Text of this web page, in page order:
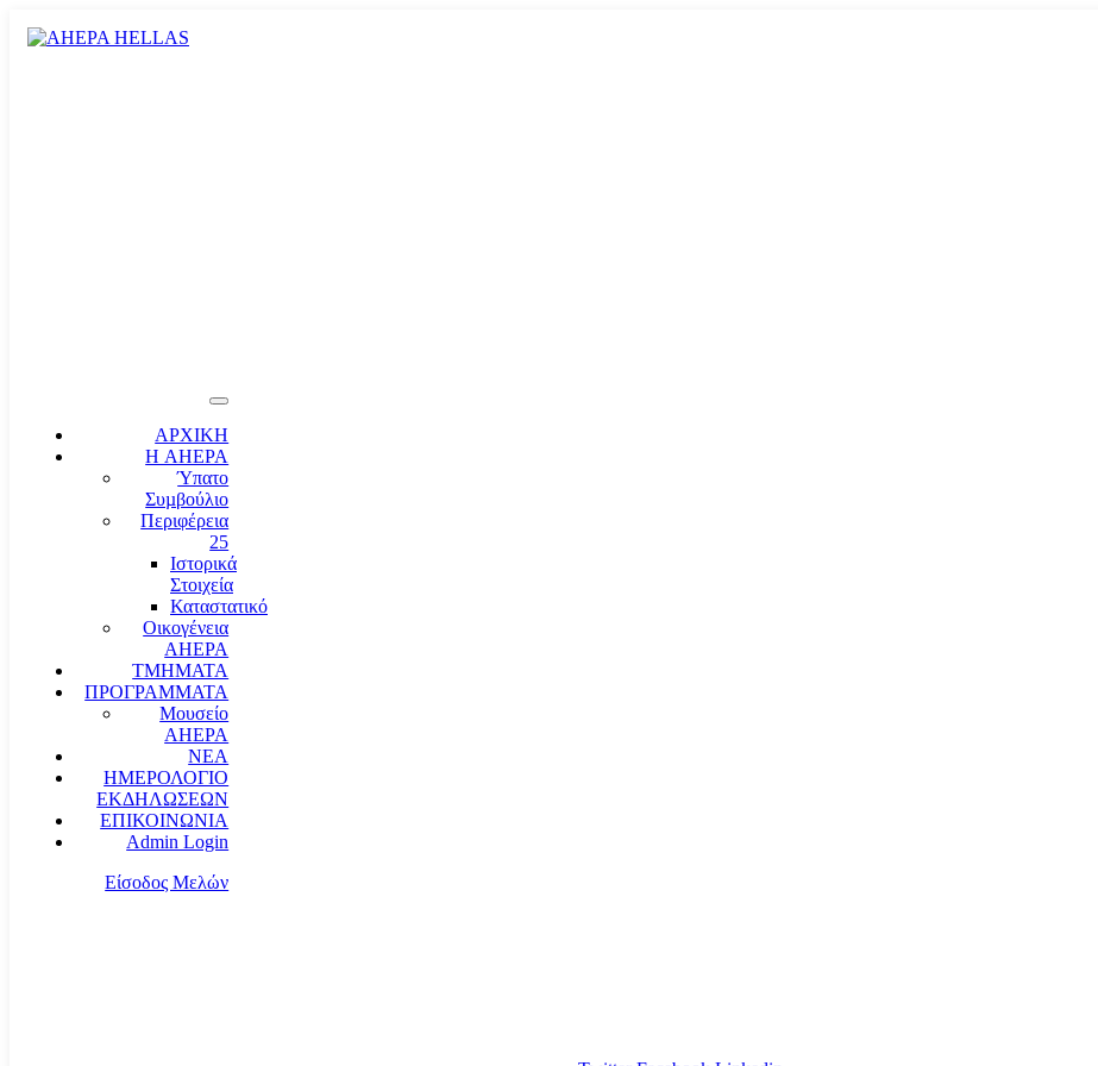
ΑΡΧΙΚΗ
Η AHEPA
Ύπατο
Συµβούλιο
Περιφέρεια
25
Ιστορικά
Στοιχεία
Καταστατικό
Οικογένεια
AHEPA
ΤΜΗΜΑΤΑ
ΠΡΟΓΡΑΜΜΑΤΑ
Μουσείο
AHEPA
ΝΕΑ
ΗΜΕΡΟΛΟΓΙΟ
ΕΚΔΗΛΩΣΕΩΝ
ΕΠΙΚΟΙΝΩΝΙΑ
Admin Login
Είσοδος Μελών